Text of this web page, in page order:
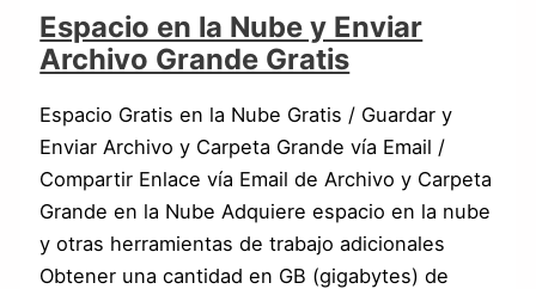
Espacio en la Nube y Enviar
Archivo Grande Gratis
Espacio Gratis en la Nube Gratis / Guardar y
Enviar Archivo y Carpeta Grande vía Email /
Compartir Enlace vía Email de Archivo y Carpeta
Grande en la Nube Adquiere espacio en la nube
y otras herramientas de trabajo adicionales
Obtener una cantidad en GB (gigabytes) de